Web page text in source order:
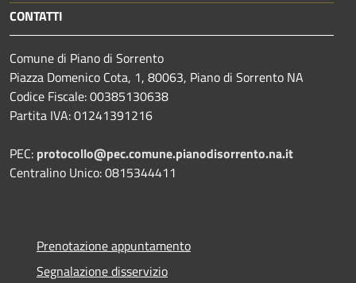
CONTATTI
Comune di Piano di Sorrento
Piazza Domenico Cota, 1, 80063, Piano di Sorrento NA
Codice Fiscale: 00385130638
Partita IVA: 01241391216
PEC: protocollo@pec.comune.pianodisorrento.na.it
Centralino Unico: 0815344411
Prenotazione appuntamento
Segnalazione disservizio